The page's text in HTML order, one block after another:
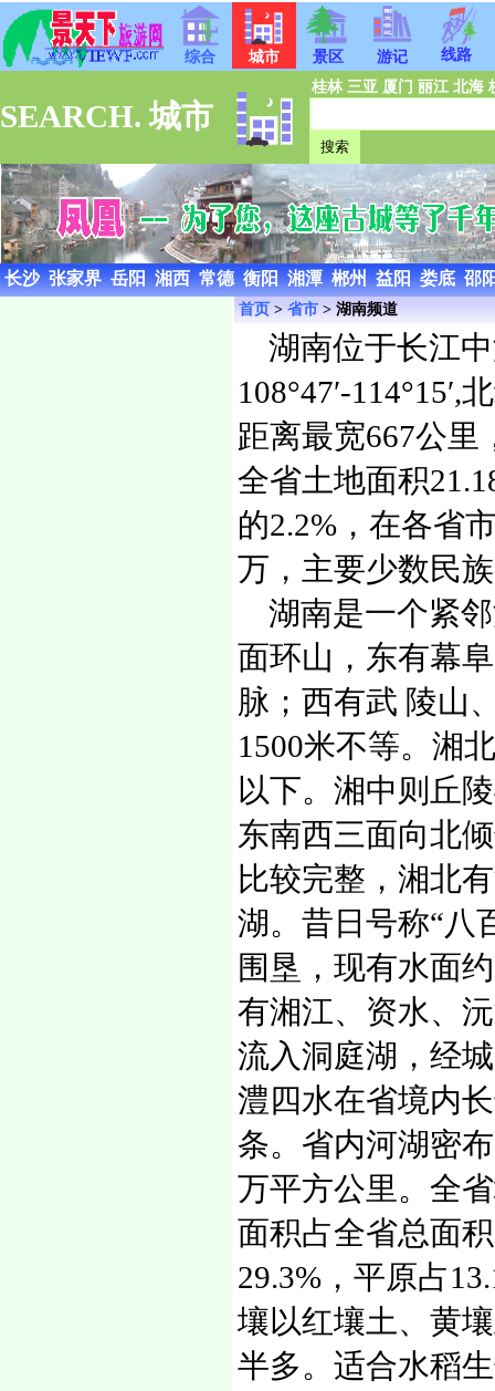
综合 城市 景区 游记 线路
SEARCH. 城市
桂林 三亚 厦门 丽江 北海
长沙 张家界 岳阳 湘西 常德 衡阳 湘潭 郴州 益阳 娄底 邵
首页 > 省市 > 湖南频道
湖南位于长江
108°47′-114°15′,
距离最宽667公里
全省土地面积
的2.2%，在各省
万，主要少数民
湖南是一个紧
面环山，东有幕
脉；西有武 陵山
1500米不等。湘
以下。湘中则丘
东南西三面向北
比较完整，湘北
湖。昔日号称“八
围垦，现有水面
有湘江、资水、
流入洞庭湖，经
澧四水在省境内
条。省内河湖密
万平方公里。全
面积占全省总面
29.3%，平原占
壤以红壤土、黄
半多。适合水稻